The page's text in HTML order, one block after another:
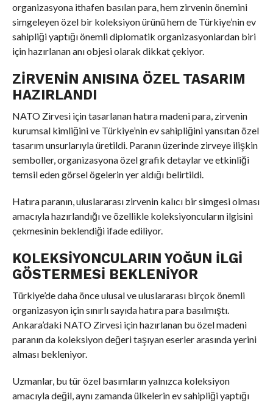
organizasyona ithafen basılan para, hem zirvenin önemini
simgeleyen özel bir koleksiyon ürünü hem de Türkiye’nin ev
sahipliği yaptığı önemli diplomatik organizasyonlardan biri
için hazırlanan anı objesi olarak dikkat çekiyor.
ZIRVENIN ANISINA ÖZEL TASARIM
HAZIRLANDI
NATO Zirvesi için tasarlanan hatıra madeni para, zirvenin
kurumsal kimliğini ve Türkiye’nin ev sahipliğini yansıtan özel
tasarım unsurlarıyla üretildi. Paranın üzerinde zirveye ilişkin
semboller, organizasyona özel grafik detaylar ve etkinliği
temsil eden görsel ögelerin yer aldığı belirtildi.
Hatıra paranın, uluslararası zirvenin kalıcı bir simgesi olması
amacıyla hazırlandığı ve özellikle koleksiyoncuların ilgisini
çekmesinin beklendiği ifade ediliyor.
KOLEKSIYONCULARIN YOĞUN İLGI
GÖSTERMESI BEKLENIYOR
Türkiye’de daha önce ulusal ve uluslararası birçok önemli
organizasyon için sınırlı sayıda hatıra para basılmıştı.
Ankara’daki NATO Zirvesi için hazırlanan bu özel madeni
paranın da koleksiyon değeri taşıyan eserler arasında yerini
alması bekleniyor.
Uzmanlar, bu tür özel basımların yalnızca koleksiyon
amacıyla değil, aynı zamanda ülkelerin ev sahipliği yaptığı